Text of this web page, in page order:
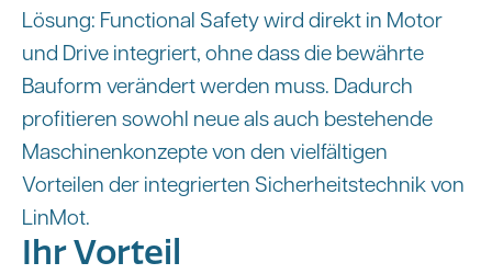
Lösung: Functional Safety wird direkt in Motor
und Drive integriert, ohne dass die bewährte
Bauform verändert werden muss. Dadurch
profitieren sowohl neue als auch bestehende
Maschinenkonzepte von den vielfältigen
Vorteilen der integrierten Sicherheitstechnik von
LinMot.
Ihr Vorteil